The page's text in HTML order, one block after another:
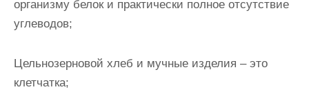
организму белок и практически полное отсутствие
углеводов;
Цельнозерновой хлеб и мучные изделия – это
клетчатка;